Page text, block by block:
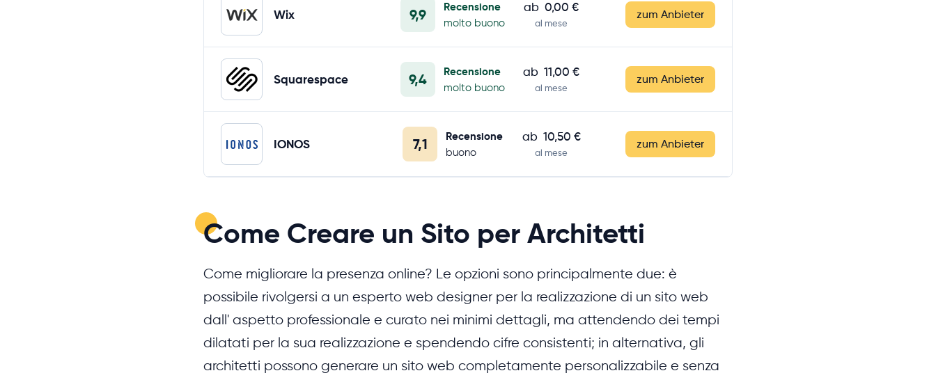
ab 0,00 €
al mese
zum Anbieter
Wix 9,9
Recensione
molto buono
ab 11,00 €
al mese
zum Anbieter
Squarespace 9,4
Recensione
molto buono
ab 10,50 €
al mese
zum Anbieter
IONOS 7,1
Recensione
buono
Come Creare un Sito per Architetti
Come migliorare la presenza online? Le opzioni sono principalmente due: è
possibile rivolgersi a un esperto web designer per la realizzazione di un sito web
dall' aspetto professionale e curato nei minimi dettagli, ma attendendo dei tempi
dilatati per la sua realizzazione e spendendo cifre consistenti; in alternativa, gli
architetti possono generare un sito web completamente personalizzabile e senza